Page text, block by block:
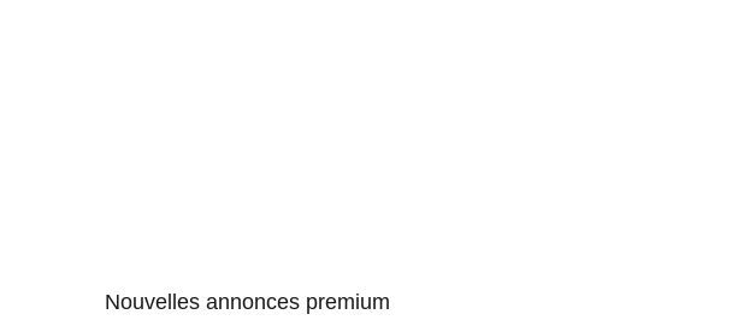
Nouvelles annonces premium